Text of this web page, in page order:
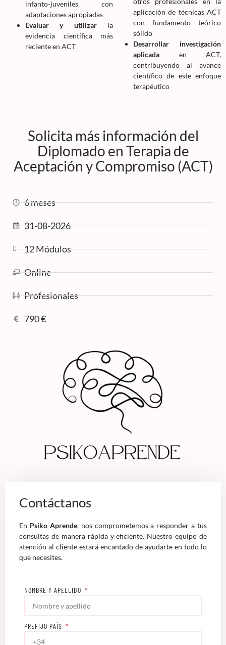
infanto-juveniles con
adaptaciones apropiadas
Evaluar y utilizarla
evidencia científica más
reciente en ACT
aplicación de técnicas ACT
con fundamento teórico
sólido
Desarrollar investigación
aplicada en ACT,
contribuyendo al avance
científico de este enfoque
terapéutico
Solicita más información del
Diplomado en Terapia de
Aceptación y Compromiso (ACT)
6 meses
31-08-2026
12 Módulos
Online
Profesionales
790 €
Contáctanos
En Psiko Aprende, nos comprometemos a responder a tus
consultas de manera rápida y eficiente. Nuestro equipo de
atención al cliente estará encantado de ayudarte en todo lo
que necesites.
NOMBRE Y APELLIDO
PREFIJO PAÍS